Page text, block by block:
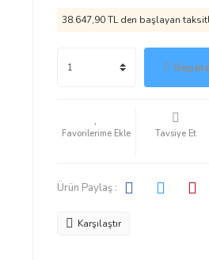
38.647,90 TL den başlayan
Tavsiye Et
Ürün Paylaş :
Karşılaştır